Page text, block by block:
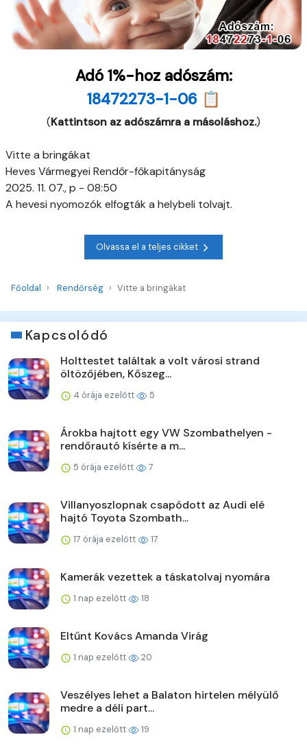
Adó 1%-hoz adószám:
18472273-1-06 📋
(Kattintson az adószámra a másoláshoz.)
Vitte a bringákat
Heves Vármegyei Rendőr-főkapitányság
2025. 11. 07., p - 08:50
A hevesi nyomozók elfogták a helybeli tolvajt.
Olvassa el a teljes cikket
Főoldal Rendőrség Vitte a bringákat
Kapcsolódó
Holttestet találtak a volt városi strand
öltözőjében, Kőszeg...
4 órája ezelőtt 5
Árokba hajtott egy VW Szombathelyen -
rendőrautó kísérte a m...
5 órája ezelőtt 7
Villanyoszlopnak csapódott az Audi elé
hajtó Toyota Szombath...
17 órája ezelőtt 17
Kamerák vezettek a táskatolvaj nyomára
1 nap ezelőtt 18
Eltűnt Kovács Amanda Virág
1 nap ezelőtt 20
Veszélyes lehet a Balaton hirtelen mélyülő
medre a déli part...
1 nap ezelőtt 19